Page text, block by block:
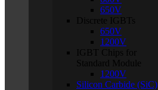
650V
Discrete IGBTs
650V
1200V
IGBT Chips for
Standard Module
1200V
Silicon Carbide (SiC)